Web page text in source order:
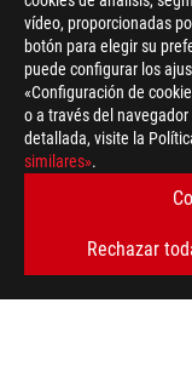
vídeo, proporcionadas
botón para elegir su
puede configurar los
«Configuración de
o a través del
detallada, visite la
similares».
Rechazar
> GAMING
OBTÉN LAS ÚLTIMAS